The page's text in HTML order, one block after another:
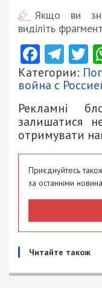
Якщо ви
виділіть
Категории:
война с
Рекламні
залишатися
отримувати
Приєднуйтесь
за останніми
Читайте також